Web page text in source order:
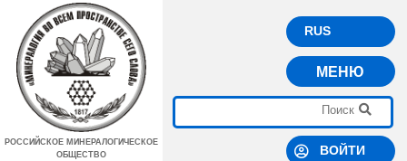
РОССИЙСКОЕ МИНЕРАЛОГИЧЕСКОЕ
ОБЩЕСТВО
RUS
МЕНЮ
ВОЙТИ